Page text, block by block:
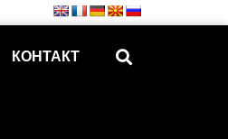
КОНТАКТ